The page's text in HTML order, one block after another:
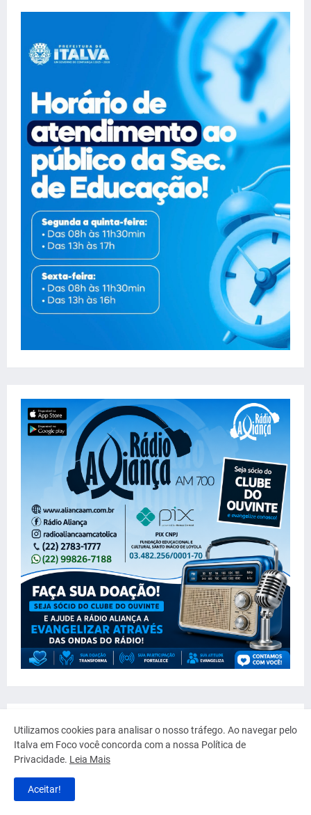
Utilizamos cookies para analisar o nosso tráfego. Ao navegar pelo
Italva em Foco você concorda com a nossa Política de
Privacidade. Leia Mais
Aceitar!